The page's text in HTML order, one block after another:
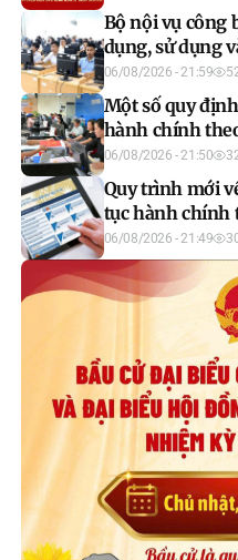
Bộ nội vụ công
dụng, sử dụng
Nghị định số
06/08/2026 - 21:59
Một số quy
hành chính
liên thông
06/08/2026 - 21:50
Quy trình mới
tục hành chính
06/08/2026 - 21:49